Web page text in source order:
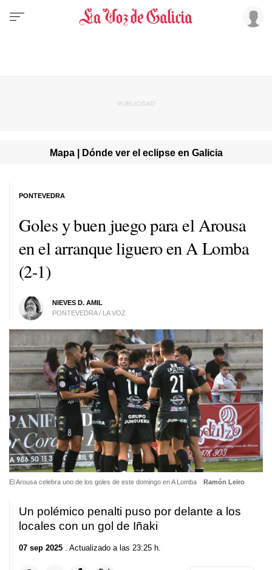
Mapa | Dónde ver el eclipse en Galicia
Goles y buen juego para el Arousa
en el arranque liguero en A Lomba
(2-1)
NIEVES D. AMIL
PONTEVEDRA / LA VOZ
PONTEVEDRA
El Arousa celebra uno de los goles de este domingo en A Lomba Ramón Leiro
Un polémico penalti puso por delante a los
locales con un gol de Iñaki
07 sep 2025 . Actualizado a las 23:25 h.